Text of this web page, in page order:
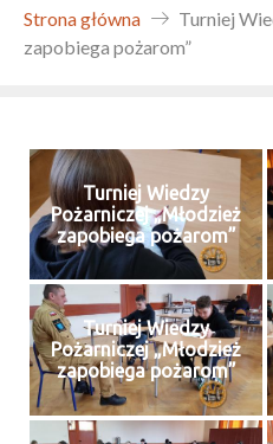
Strona główna
Turniej
zapobiega pożarom”
Turniej Wiedzy
Pożarniczej „Młodzież
zapobiega pożarom”
Turniej Wiedzy
Pożarniczej „Młodzież
zapobiega pożarom”